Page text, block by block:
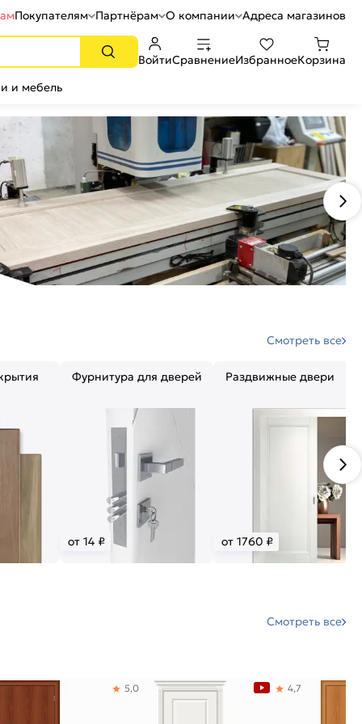
Покупателям Партнёрам О компании Адреса магазинов
ВойтиСравнениеИзбранноеКорзина
и мебель
Смотреть все
Фурнитура для дверей
от 14 ₽
Раздвижные двери
от 1760 ₽
Смотреть все
5,0 4,7